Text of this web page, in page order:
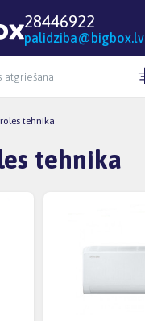
28446922
palidziba@bigbox.lv
atgriešana
tehnika
tehnika